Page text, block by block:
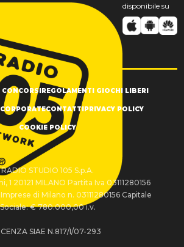
disponibile su
CONCORSIREGOLAMENTI GIOCHI LIBERI
CORPORATECONTATTIPRIVACY POLICY
COOKIE POLICY
RADIO STUDIO 105 S.p.A.
1 20121 MILANO Partita Iva 03111280156
di Milano n. 03111280156 Capitale
Sociale: € 780.000,00 i.v.
SIAE N.817/I/07-293